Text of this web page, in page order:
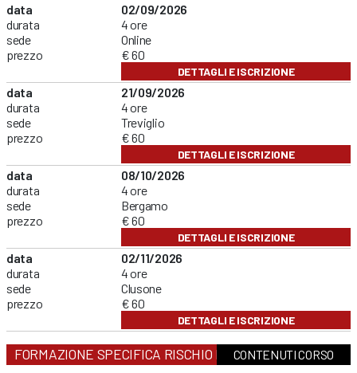
data
durata
sede
prezzo
02/09/2026
4 ore
Online
€ 60
DETTAGLI E ISCRIZIONE
data
durata
sede
prezzo
21/09/2026
4 ore
Treviglio
€ 60
DETTAGLI E ISCRIZIONE
data
durata
sede
prezzo
08/10/2026
4 ore
Bergamo
€ 60
DETTAGLI E ISCRIZIONE
data
durata
sede
prezzo
02/11/2026
4 ore
Clusone
€ 60
DETTAGLI E ISCRIZIONE
FORMAZIONE SPECIFICA RISCHIO MEDIOCONTENUTI CORSO